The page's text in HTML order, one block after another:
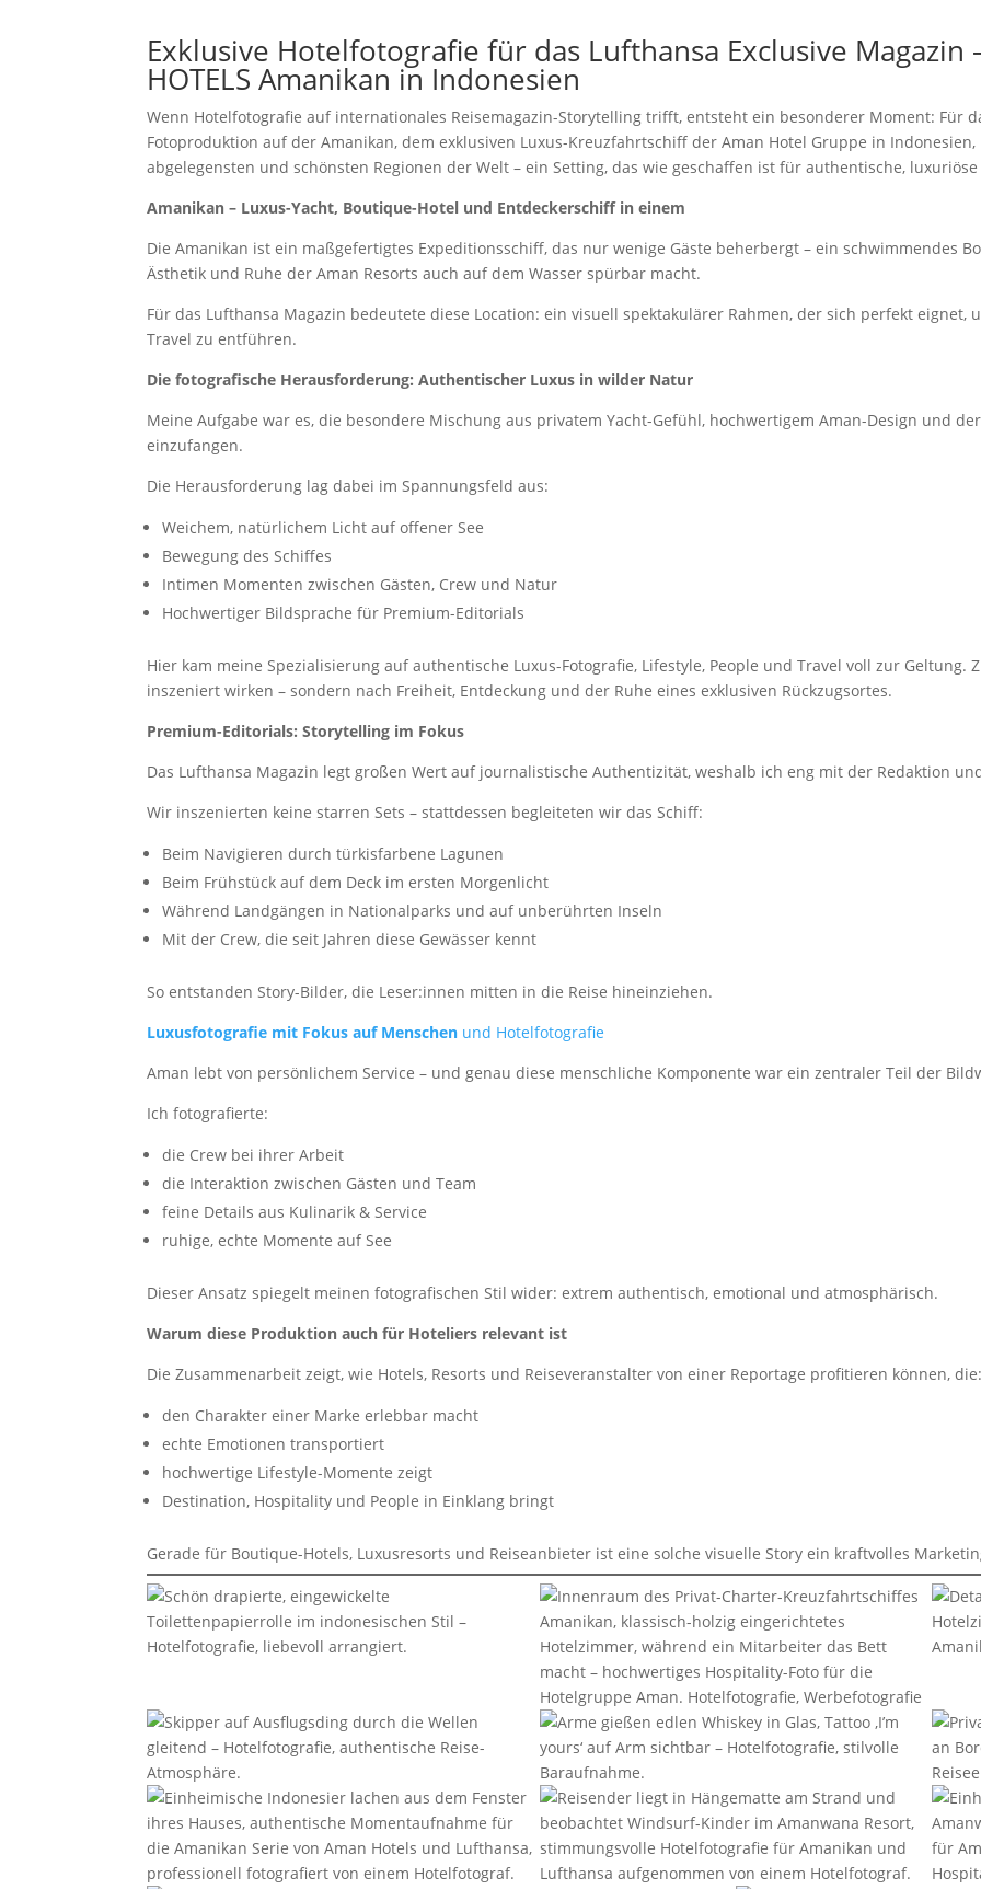
Exklusive Hotelfotografie für das Lufthansa Exclusive
HOTELS Amanikan in Indonesien
Wenn Hotelfotografie auf internationales Reisemagazin-Storytelling trifft, entsteht ein besonderer Moment: Für
Fotoproduktion auf der Amanikan, dem exklusiven Luxus-Kreuzfahrtschiff der Aman Hotel Gruppe in
abgelegensten und schönsten Regionen der Welt – ein Setting, das wie geschaffen ist für authentische,
Amanikan – Luxus-Yacht, Boutique-Hotel und Entdeckerschiff in einem
Die Amanikan ist ein maßgefertigtes Expeditionsschiff, das nur wenige Gäste beherbergt – ein schwimmendes
Ästhetik und Ruhe der Aman Resorts auch auf dem Wasser spürbar macht.
Für das Lufthansa Magazin bedeutete diese Location: ein visuell spektakulärer Rahmen, der sich perfekt eignet,
Travel zu entführen.
Die fotografische Herausforderung: Authentischer Luxus in wilder Natur
Meine Aufgabe war es, die besondere Mischung aus privatem Yacht-Gefühl, hochwertigem Aman-Design und
einzufangen.
Die Herausforderung lag dabei im Spannungsfeld aus:
Weichem, natürlichem Licht auf offener See
Bewegung des Schiffes
Intimen Momenten zwischen Gästen, Crew und Natur
Hochwertiger Bildsprache für Premium-Editorials
Hier kam meine Spezialisierung auf authentische Luxus-Fotografie, Lifestyle, People und Travel voll zur Geltung.
inszeniert wirken – sondern nach Freiheit, Entdeckung und der Ruhe eines exklusiven Rückzugsortes.
Premium-Editorials: Storytelling im Fokus
Das Lufthansa Magazin legt großen Wert auf journalistische Authentizität, weshalb ich eng mit der Redaktion
Wir inszenierten keine starren Sets – stattdessen begleiteten wir das Schiff:
Beim Navigieren durch türkisfarbene Lagunen
Beim Frühstück auf dem Deck im ersten Morgenlicht
Während Landgängen in Nationalparks und auf unberührten Inseln
Mit der Crew, die seit Jahren diese Gewässer kennt
So entstanden Story-Bilder, die Leser:innen mitten in die Reise hineinziehen.
Luxusfotografie mit Fokus auf Menschen und Hotelfotografie
Aman lebt von persönlichem Service – und genau diese menschliche Komponente war ein zentraler Teil der
Ich fotografierte:
die Crew bei ihrer Arbeit
die Interaktion zwischen Gästen und Team
feine Details aus Kulinarik & Service
ruhige, echte Momente auf See
Dieser Ansatz spiegelt meinen fotografischen Stil wider: extrem authentisch, emotional und atmosphärisch.
Warum diese Produktion auch für Hoteliers relevant ist
Die Zusammenarbeit zeigt, wie Hotels, Resorts und Reiseveranstalter von einer Reportage profitieren können,
den Charakter einer Marke erlebbar macht
echte Emotionen transportiert
hochwertige Lifestyle-Momente zeigt
Destination, Hospitality und People in Einklang bringt
Gerade für Boutique-Hotels, Luxusresorts und Reiseanbieter ist eine solche visuelle Story ein kraftvolles